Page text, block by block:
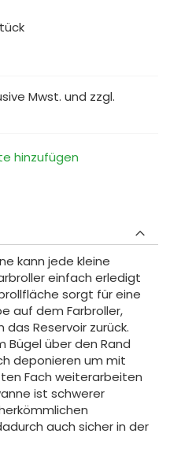
Mwst. und zzgl.
hinzufügen
kann jede kleine
einfach erledigt
sorgt für eine
auf dem Farbroller,
Reservoir zurück.
Bügel über den Rand
deponieren um mit
Fach weiterarbeiten
ist schwerer
auch sicher in der